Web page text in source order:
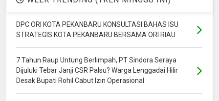
DPC ORI KOTA PEKANBARU KONSULTASI BAHAS ISU
STRATEGIS KOTA PEKANBARU BERSAMA ORI RIAU
7 Tahun Raup Untung Berlimpah, PT Sindora Seraya
Dijuluki Tebar Janji CSR Palsu? Warga Lenggadai Hilir
Desak Bupati Rohil Cabut Izin Operasional